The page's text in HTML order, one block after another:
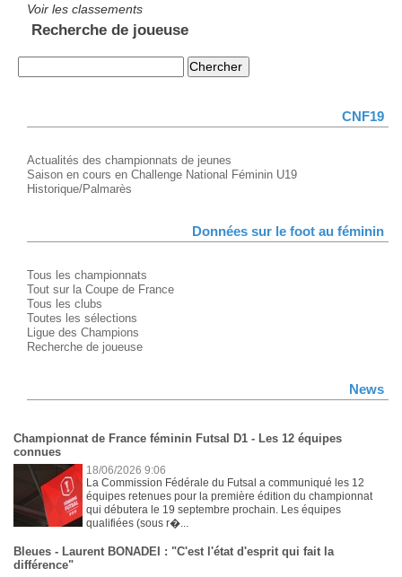
Voir les classements
Recherche de joueuse
CNF19
Actualités des championnats de jeunes
Saison en cours en Challenge National Féminin U19
Historique/Palmarès
Données sur le foot au féminin
Tous les championnats
Tout sur la Coupe de France
Tous les clubs
Toutes les sélections
Ligue des Champions
Recherche de joueuse
News
Championnat de France féminin Futsal D1 - Les 12 équipes
connues
18/06/2026 9:06
La Commission Fédérale du Futsal a communiqué les 12
équipes retenues pour la première édition du championnat
qui débutera le 19 septembre prochain. Les équipes
qualifiées (sous r�...
Bleues - Laurent BONADEI : "C'est l'état d'esprit qui fait la
différence"